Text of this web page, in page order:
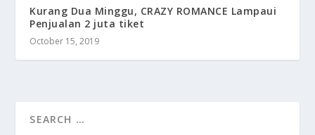
Kurang Dua Minggu, CRAZY ROMANCE Lampaui
Penjualan 2 juta tiket
October 15, 2019